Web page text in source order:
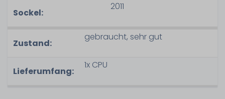
Sockel:
2011
Zustand:
gebraucht, sehr gut
Lieferumfang:
1x CPU